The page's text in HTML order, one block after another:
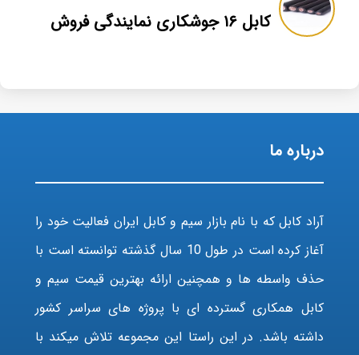
کابل ۱۶ جوشکاری نمایندگی فروش
درباره ما
آراد کابل که با نام بازار سیم و کابل ایران فعالیت خود را
آغاز کرده است در طول 10 سال گذشته توانسته است با
حذف واسطه ها و همچنین ارائه بهترین قیمت سیم و
کابل همکاری گسترده ای با پروژه های سراسر کشور
داشته باشد. در این راستا این مجموعه تلاش میکند با